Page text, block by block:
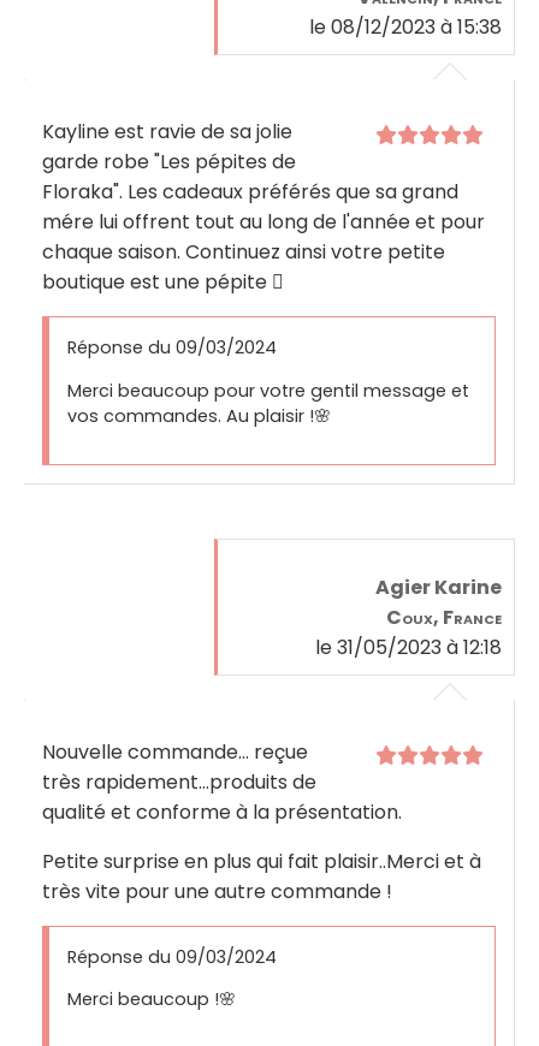
le 08/12/2023 à 15:38
Kayline est ravie de sa jolie
garde robe "Les pépites de
Floraka". Les cadeaux préférés que sa grand
mére lui offrent tout au long de l'année et pour
chaque saison. Continuez ainsi votre petite
boutique est une pépite 
Réponse du 09/03/2024
Merci beaucoup pour votre gentil message et
vos commandes. Au plaisir !🌸
Agier Karine
Coux, France
le 31/05/2023 à 12:18
Nouvelle commande... reçue
très rapidement...produits de
qualité et conforme à la présentation.
Petite surprise en plus qui fait plaisir..Merci et à
très vite pour une autre commande !
Réponse du 09/03/2024
Merci beaucoup !🌸